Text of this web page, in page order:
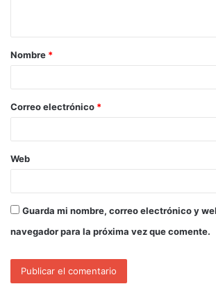
Nombre *
Correo electrónico *
Web
Guarda mi nombre, correo electrónico y
navegador para la próxima vez que comente.